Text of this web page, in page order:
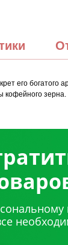
его богатого
кофейного зерна.